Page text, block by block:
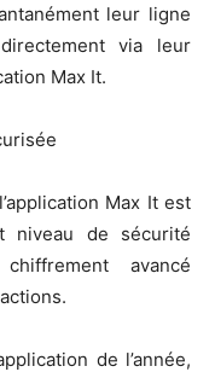
leur ligne
via leur
Max It.
Max It est
niveau de sécurité
avancé
de l’année,